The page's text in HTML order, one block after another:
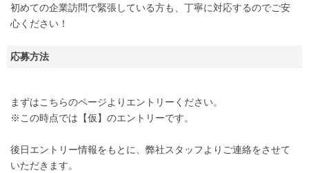
初めての企業訪問で緊張している方も、丁寧に対応するのでご安
心ください！
応募方法
まずはこちらのページよりエントリーください。
※この時点では【仮】のエントリーです。
後日エントリー情報をもとに、弊社スタッフよりご連絡をさせて
いただきます。